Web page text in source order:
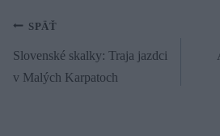
Navigácia
SPÄŤ
Slovenské skalky: Traja jazdci
v Malých Karpatoch